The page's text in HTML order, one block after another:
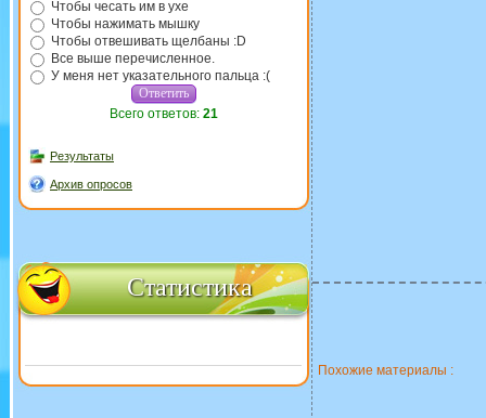
Чтобы чесать им в ухе
Чтобы нажимать мышку
Чтобы отвешивать щелбаны :D
Все выше перечисленное.
У меня нет указательного пальца :(
Всего ответов: 21
Результаты
Архив опросов
Статистика
Похожие материалы :